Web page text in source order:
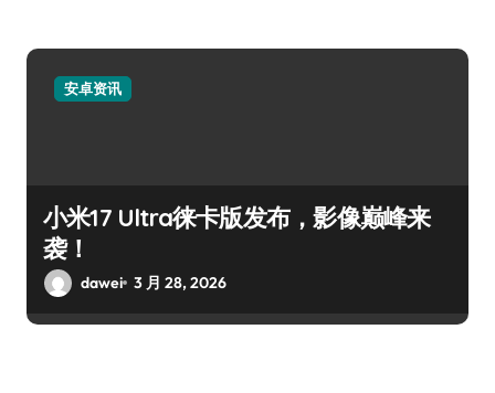
安卓资讯
小米17 Ultra徕卡版发布，影像巅峰来
袭！
dawei 3 月 28, 2026